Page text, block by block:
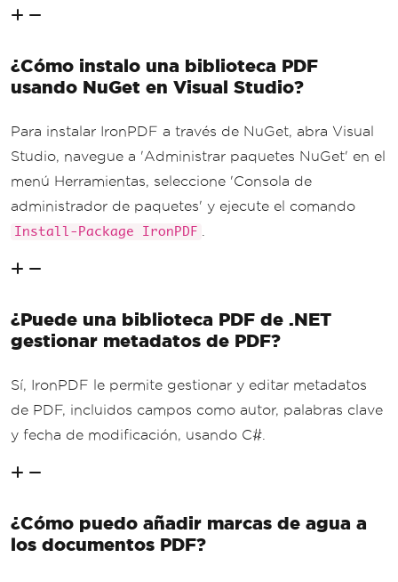
¿Cómo instalo una biblioteca PDF
usando NuGet en Visual Studio?
Para instalar IronPDF a través de NuGet, abra Visual
Studio, navegue a 'Administrar paquetes NuGet' en el
menú Herramientas, seleccione 'Consola de
administrador de paquetes' y ejecute el comando
Install-Package IronPDF
¿Puede una biblioteca PDF de .NET
gestionar metadatos de PDF?
Sí, IronPDF le permite gestionar y editar metadatos
de PDF, incluidos campos como autor, palabras clave
y fecha de modificación, usando C#.
¿Cómo puedo añadir marcas de agua a
los documentos PDF?